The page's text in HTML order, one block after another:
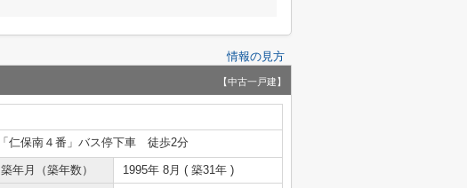
情報の見方
【中古一戸建】
「仁保南４番」バス停下車 徒歩2分
築年月（築年数）
1995年 8月 ( 築31年 )